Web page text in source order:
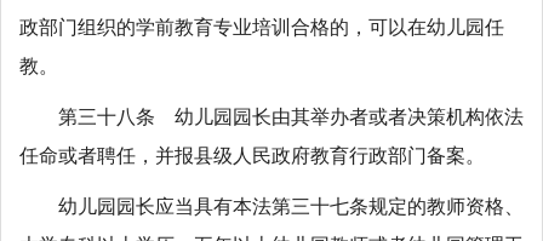
政部门组织的学前教育专业培训合格的，可以在幼儿园任
教。
第三十八条 幼儿园园长由其举办者或者决策机构依法
任命或者聘任，并报县级人民政府教育行政部门备案。
幼儿园园长应当具有本法第三十七条规定的教师资格、